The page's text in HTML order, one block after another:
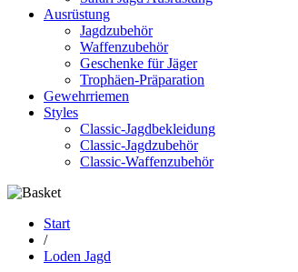
Ausrüstung
Jagdzubehör
Waffenzubehör
Geschenke für Jäger
Trophäen-Präparation
Gewehrriemen
Styles
Classic-Jagdbekleidung
Classic-Jagdzubehör
Classic-Waffenzubehör
Start
/
Loden Jagd